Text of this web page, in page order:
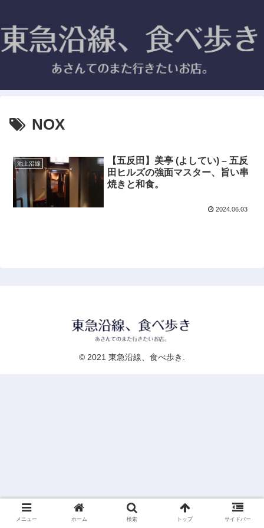
NOX
池上沿線
【五反田】美亭 (よしてい) – 五反
田ヒルズの強面マスター、旨い串
焼きと和食。
2024.06.03
© 2021 東急沿線、食べ歩き.
メニュー ホーム 検索 トップ サイドバー